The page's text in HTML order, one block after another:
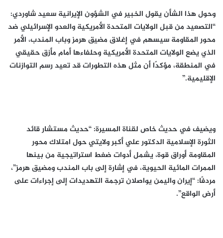
وحول هذا الشأن يقول الخبير في الشؤون الإيرانية سعيد شاوردي:
“التصعيد من قبل الولايات المتحدة الأمريكية والعدو الإسرائيلي ضد
محور المقاومة سيسهم في إغلاق مضيق هرمز وباب المندب، الأمر
الذي يضع الولايات المتحدة الأمريكية وحلفاءها أمام مأزق حقيقي
في المنطقة، مؤكدًا أن مثل هذه التطورات قد تعيد رسم التوازنات
الإقليمية.”
ويضيف في حديث خاص لقناة المسيرة: “حديث مستشار قائد
الثورة الإسلامية الدكتور علي أكبر ولايتي حول امتلاك محور
المقاومة أوراق قوة، يشمل أدوات ضغط استراتيجية من بينها
الممرات المائية الحيوية، في إشارة إلى باب المندب ومضيق هرمز”،
مردفًا: “إيران واليمن يواصلان ترجمة التهديدات إلى إجراءات على
أرض الواقع”.